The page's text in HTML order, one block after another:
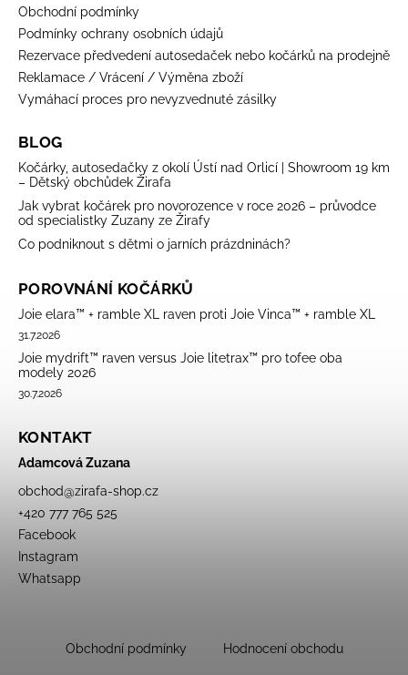
Obchodní podmínky
Podmínky ochrany osobních údajů
Rezervace předvedení autosedaček nebo kočárků na prodejně
Reklamace / Vrácení / Výměna zboží
Vymáhací proces pro nevyzvednuté zásilky
BLOG
Kočárky, autosedačky z okolí Ústí nad Orlicí | Showroom 19 km
– Dětský obchůdek Žirafa
Jak vybrat kočárek pro novorozence v roce 2026 – průvodce
od specialistky Zuzany ze Žirafy
Co podniknout s dětmi o jarních prázdninách?
POROVNÁNÍ KOČÁRKŮ
Joie elara™ + ramble XL raven proti Joie Vinca™ + ramble XL
31.7.2026
Joie mydrift™ raven versus Joie litetrax™ pro tofee oba
modely 2026
30.7.2026
KONTAKT
Adamcová Zuzana
obchod@zirafa-shop.cz
+420 777 765 525
Facebook
Instagram
Whatsapp
Obchodní podmínky Hodnocení obchodu